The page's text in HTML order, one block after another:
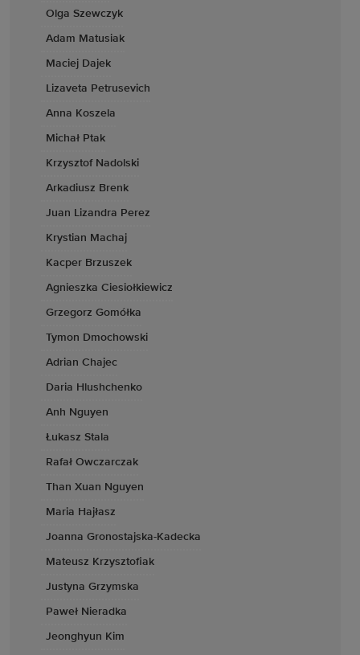
Olga Szewczyk
Adam Matusiak
Maciej Dajek
Lizaveta Petrusevich
Anna Koszela
Michał Ptak
Krzysztof Nadolski
Arkadiusz Brenk
Juan Lizandra Perez
Krystian Machaj
Kacper Brzuszek
Agnieszka Ciesiołkiewicz
Grzegorz Gomółka
Tymon Dmochowski
Adrian Chajec
Daria Hlushchenko
Anh Nguyen
Łukasz Stala
Rafał Owczarczak
Than Xuan Nguyen
Maria Hajłasz
Joanna Gronostajska-Kadecka
Mateusz Krzysztofiak
Justyna Grzymska
Paweł Nieradka
Jeonghyun Kim